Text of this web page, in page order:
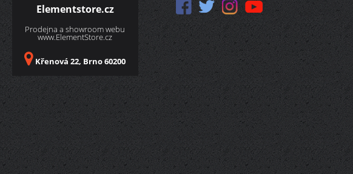
Elementstore.cz
Prodejna a showroom webu
www.ElementStore.cz
Křenová 22, Brno 60200